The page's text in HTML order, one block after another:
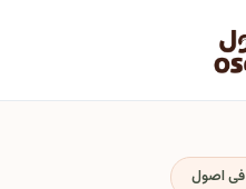
فى اصول